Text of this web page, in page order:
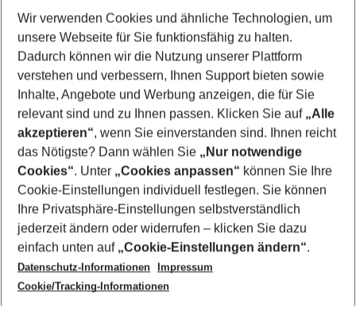
2 Erwachsene Keine Kinder
Mehr Filter anzeigen
Footer
Footer navigation
Über uns
AGB
Cookie-Einstellungen ändern
Cookie-Richtlinie
Datenschutz
Service & Hilfe
Barrierefreies Reisen
Check-in
Folgen Sie uns
Wir verwenden Cookies und ähnliche Technologien, um
unsere Webseite für Sie funktionsfähig zu halten.
Dadurch können wir die Nutzung unserer Plattform
verstehen und verbessern, Ihnen Support bieten sowie
Inhalte, Angebote und Werbung anzeigen, die für Sie
relevant sind und zu Ihnen passen. Klicken Sie auf „Alle
akzeptieren“, wenn Sie einverstanden sind. Ihnen reicht
das Nötigste? Dann wählen Sie „Nur notwendige
Cookies“. Unter „Cookies anpassen“ können Sie Ihre
Cookie-Einstellungen individuell festlegen. Sie können
Ihre Privatsphäre-Einstellungen selbstverständlich
jederzeit ändern oder widerrufen – klicken Sie dazu
einfach unten auf „Cookie-Einstellungen ändern“.
Datenschutz-Informationen
Impressum
Cookie/Tracking-Informationen